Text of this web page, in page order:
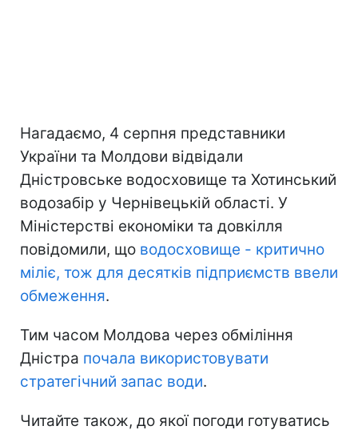
Нагадаємо, 4 серпня представники
України та Молдови відвідали
Дністровське водосховище та Хотинський
водозабір у Чернівецькій області. У
Міністерстві економіки та довкілля
повідомили, що водосховище - критично
міліє, тож для десятків підприємств ввели
обмеження.
Тим часом Молдова через обміління
Дністра почала використовувати
стратегічний запас води.
Читайте також, до якої погоди готуватись